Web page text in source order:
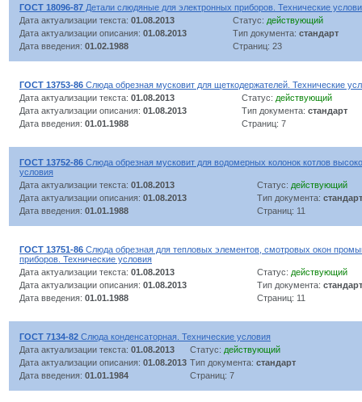
ГОСТ 18096-87 Детали слюдяные для электронных приборов. Технические
Дата актуализации текста: 01.08.2013 Статус: действующий
Дата актуализации описания: 01.08.2013 Тип документа: стандарт
Дата введения: 01.02.1988 Страниц: 23
ГОСТ 13753-86 Слюда обрезная мусковит для щеткодержателей. Технические
Дата актуализации текста: 01.08.2013 Статус: действующий
Дата актуализации описания: 01.08.2013 Тип документа: стандарт
Дата введения: 01.01.1988 Страниц: 7
ГОСТ 13752-86 Слюда обрезная мусковит для водомерных колонок котлов
условия
Дата актуализации текста: 01.08.2013 Статус: действующий
Дата актуализации описания: 01.08.2013 Тип документа: стандарт
Дата введения: 01.01.1988 Страниц: 11
ГОСТ 13751-86 Слюда обрезная для тепловых элементов, смотровых окон
приборов. Технические условия
Дата актуализации текста: 01.08.2013 Статус: действующий
Дата актуализации описания: 01.08.2013 Тип документа: стандарт
Дата введения: 01.01.1988 Страниц: 11
ГОСТ 7134-82 Слюда конденсаторная. Технические условия
Дата актуализации текста: 01.08.2013 Статус: действующий
Дата актуализации описания: 01.08.2013 Тип документа: стандарт
Дата введения: 01.01.1984 Страниц: 7